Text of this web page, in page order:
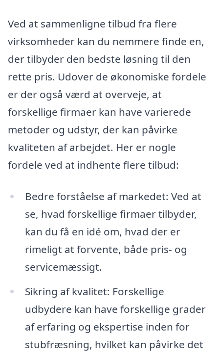
Ved at sammenligne tilbud fra flere
virksomheder kan du nemmere finde en,
der tilbyder den bedste løsning til den
rette pris. Udover de økonomiske fordele
er der også værd at overveje, at
forskellige firmaer kan have varierede
metoder og udstyr, der kan påvirke
kvaliteten af arbejdet. Her er nogle
fordele ved at indhente flere tilbud:
Bedre forståelse af markedet: Ved at
se, hvad forskellige firmaer tilbyder,
kan du få en idé om, hvad der er
rimeligt at forvente, både pris- og
servicemæssigt.
Sikring af kvalitet: Forskellige
udbydere kan have forskellige grader
af erfaring og ekspertise inden for
stubfræsning, hvilket kan påvirke det